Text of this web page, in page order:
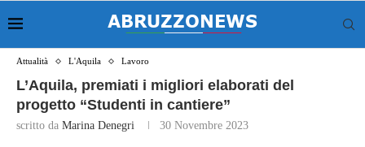
Attualità L'Aquila Lavoro
L’Aquila, premiati i migliori elaborati del
progetto “Studenti in cantiere”
scritto da Marina Denegri 30 Novembre 2023